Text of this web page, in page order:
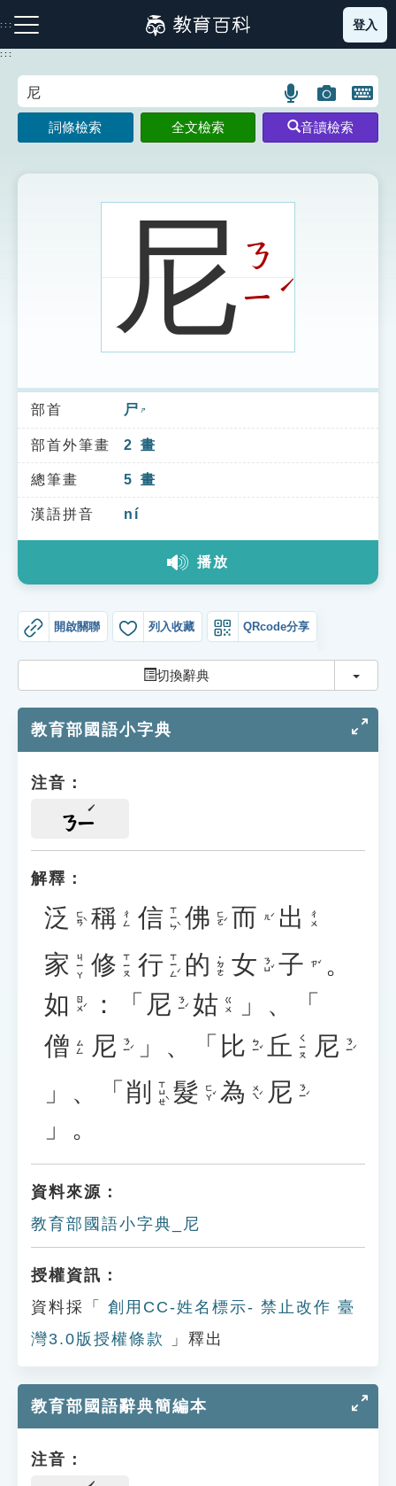
到
主
:::
注音索引圖示 筆畫索引圖示 部首索引表圖示
索引選單
知識索引
單字索引
生命大百科索引
教學應用
貓頭鷹博士
登入
:::
語
言
搜
示
圖
片
搜
開
鍵
圖
詞條檢索 全文檢索 音讀檢索
尼ㄋ
ㄧˊ
部首 尸 ㄕ
部首外筆畫 2 畫
總筆畫 5 畫
漢語拼音 ní
播放
開啟關聯 列入收藏 QRcode分享
切換辭典 切換
教育部國語小字典
注音：
ㄋㄧ
解釋：
泛 ㄈㄢˋ 稱 ㄔㄥ 信 ㄒㄧㄣˋ 佛 ㄈㄛˊ 而 ㄦˊ 出 ㄔㄨ
家 ㄐㄧㄚ 修 ㄒㄧㄡ 行 ㄒㄧㄥˊ 的 ˙ㄉㄜ 女 ㄋㄩˇ 子 ㄗˇ
。
如 ㄖㄨˊ ：「 尼 ㄋㄧˊ 姑 ㄍㄨ
」、「
僧 ㄙㄥ 尼 ㄋㄧˊ 」、「 比 ㄅㄧˇ 丘 ㄑㄧㄡ 尼 ㄋㄧˊ
」、「 削 ㄒㄩㄝˋ 髮 ㄈㄚˇ 為 ㄨㄟˊ 尼 ㄋㄧˊ
」。
資料來源：
教育部國語小字典_尼
授權資訊：
資料採「
創用CC-姓名標示- 禁止改作 臺
灣3.0版授權條款
」釋出
教育部國語辭典簡編本
注音：